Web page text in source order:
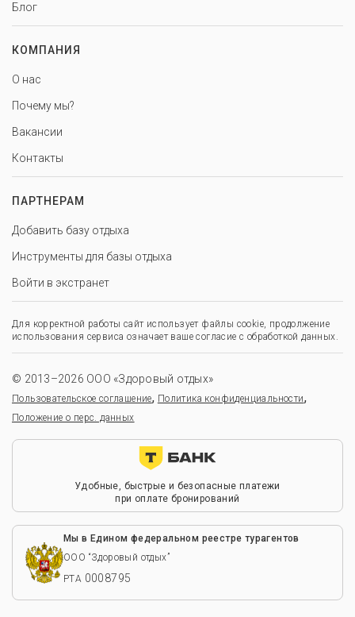
Блог
КОМПАНИЯ
О нас
Почему мы?
Вакансии
Контакты
ПАРТНЕРАМ
Добавить базу отдыха
Инструменты для базы отдыха
Войти в экстранет
Для корректной работы сайт использует файлы cookie, продолжение
использования сервиса означает ваше согласие с обработкой данных.
© 2013–2026 ООО «Здоровый отдых»
Пользовательское соглашение, Политика конфиденциальности,
Положение о перс. данных
Удобные, быстрые и безопасные платежи
при оплате бронирований
Мы в Едином федеральном реестре турагентов
ООО “Здоровый отдых”
РТА 0008795